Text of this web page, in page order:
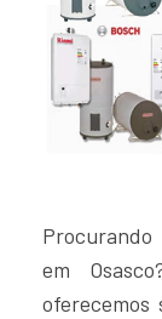
Procurando
em